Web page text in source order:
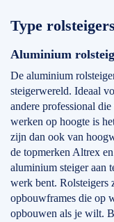
Type rolsteigers
Aluminium
De aluminium
steigerwereld. Ideaal
andere professional
werken op hoogte is
zijn dan ook van
de topmerken Altrex
aluminium steiger aan
werk bent. Rolsteigers
opbouwframes die op
opbouwen als je wilt.